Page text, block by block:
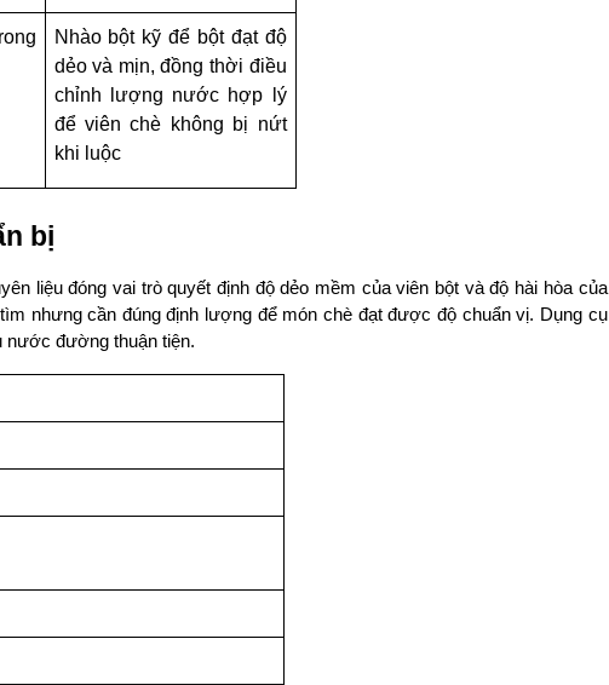
Nhào bột kỹ để bột đạt độ
dẻo và mịn, đồng thời điều
chỉnh lượng nước hợp lý
để viên chè không bị nứt
khi luộc
bị
liệu đóng vai trò quyết định độ dẻo mềm của viên bột và độ hài hòa của
nhưng cần đúng định lượng để món chè đạt được độ chuẩn vị. Dụng cụ
nước đường thuận tiện.